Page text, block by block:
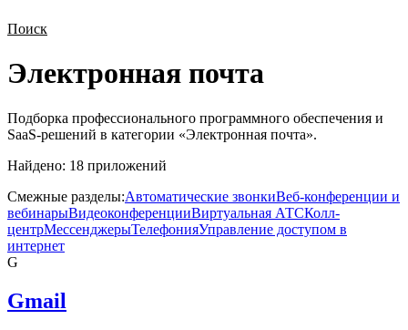
Поиск
Электронная почта
Подборка профессионального программного обеспечения и
SaaS-решений в категории «Электронная почта».
Найдено: 18 приложений
Смежные разделы:Автоматические звонкиВеб-конференции и
вебинарыВидеоконференцииВиртуальная АТСКолл-
центрМессенджерыТелефонияУправление доступом в
интернет
G
Gmail